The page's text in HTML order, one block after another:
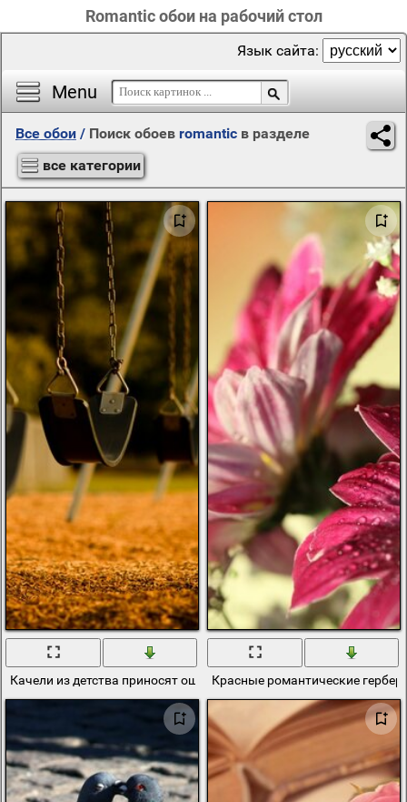
Romantic обои на рабочий стол
Menu
Язык сайта:
Все обои / Поиск обоев romantic в разделе
все категории
Качели из детства приносят ощущение полета
Красные романтические